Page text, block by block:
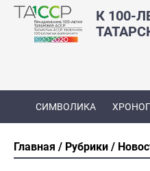
К 100-
СИМВОЛИКА
Главная Рубрики